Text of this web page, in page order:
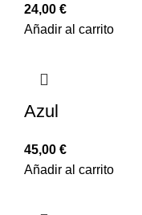
24,00 €
Añadir al carrito
Azul
45,00 €
Añadir al carrito